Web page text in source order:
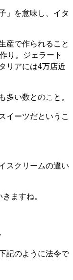
」を意味し、イタ
産で作られること
り。ジェラート
リアには4万店近
い数とのこと。
イーツだというこ
スクリームの違い
ますね。
記のように法令で